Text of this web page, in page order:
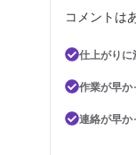
コメントは
仕上がりに
作業が早か
連絡が早か